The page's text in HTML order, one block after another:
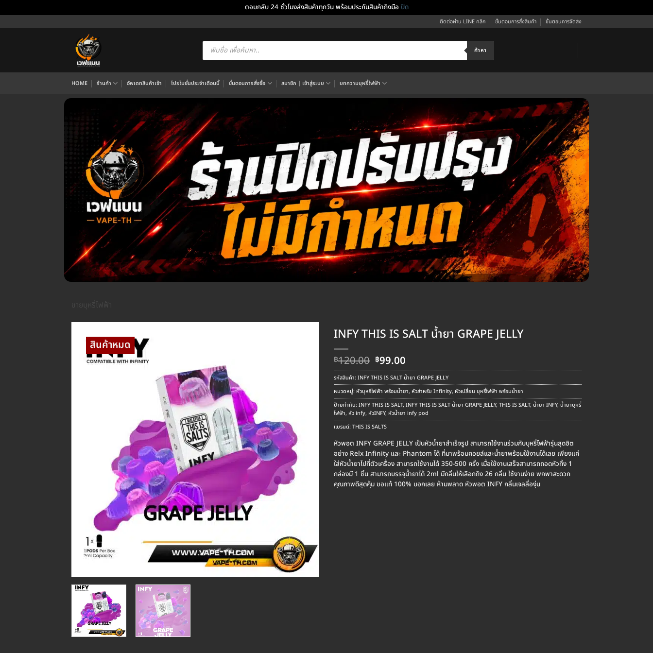
ตอบกลับ 24 ชั่วโมงส่งสินค้าทุกวัน พร้อมประกันสินค้าถึงมือ ปิด
ไป
ติดต่อผ่าน LINE คลิก ขั้นตอนการสั่งสินค้า ขั้นตอนการจัดส่ง
Products
search ค้าหา
HOME ร้านค้า อัพเดทสินค้าเข้า โปรโมชั่นประจำเดือนนี้ ขั้นตอนการสั่งซื้อ สมาชิก | เข้าสู่ระบบ บทความบุหรี่ไฟฟ้า
INFY THIS IS SALT น้ำยา GRAPE JELLY
฿120.00 Original
price
was:
฿120.00.
฿99.00
price
is:
฿99.00.
รหัสสินค้า:INFY THIS IS SALT น้ำยา GRAPE JELLY
หมวดหมู่: หัวบุหรี่ไฟฟ้า พร้อมน้ำยา, หัวสำหรับ Infinity, หัวเปลี่ยน บุหรี่ไฟฟ้า พร้อมน้ำยา
ป้ายกำกับ:INFY THIS IS SALT, INFY THIS IS SALT น้ำยา GRAPE JELLY, THIS IS SALT, น้ำยา INFY, น้ำยาบุหรี่
ไฟฟ้า, หัว infy, หัวINFY, หัวน้ำยา infy pod
แบรนด์:THIS IS SALTS
หัวพอต INFY GRAPE JELLY เป็นหัวน้ำยาสำเร็จรูป สามารถใช้งานร่วมกับบุหรี่ไฟฟ้ารุ่นสุดฮิต
อย่าง Relx Infinity และ Phantom ได้ ที่มาพร้อมคอยล์และน้ำยาพร้อมใช้งานได้เลย เพียงแค่
ใส่หัวน้ำยาไปที่ตัวเครื่อง สามารถใช้งานได้ 350-500 ครั้ง เมื่อใช้งานเสร็จสามารถถอดหัวทิ้ง 1
กล่องมี 1 ชิ้น สามารถบรรจุน้ำยาได้ 2ml มีกลิ่นให้เลือกถึง 26 กลิ่น ใช้งานง่าย พกพาสะดวก
คุณภาพดีสุดคุ้ม ขอแท้ 100% บอกเลย ห้ามพลาด หัวพอต INFY กลิ่นเจลลี่องุ่น